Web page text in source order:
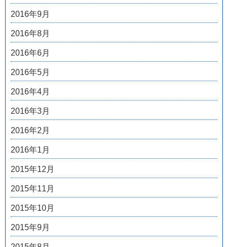
2016年9月
2016年8月
2016年6月
2016年5月
2016年4月
2016年3月
2016年2月
2016年1月
2015年12月
2015年11月
2015年10月
2015年9月